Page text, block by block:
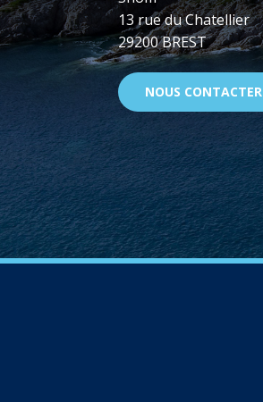
13 rue du Chatellier
29200 BREST
NOUS CONTACTER